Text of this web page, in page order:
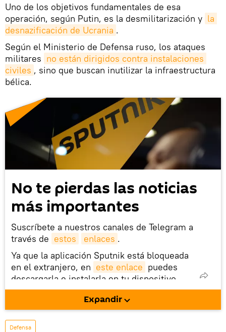
Uno de los objetivos fundamentales de esa
operación, según Putin, es la desmilitarización y la
desnazificación de Ucrania .
Según el Ministerio de Defensa ruso, los ataques
militares no están dirigidos contra instalaciones
civiles , sino que buscan inutilizar la infraestructura
bélica.
No te pierdas las noticias
más importantes
Suscríbete a nuestros canales de Telegram a
través de estos enlaces .
Ya que la aplicación Sputnik está bloqueada
en el extranjero, en este enlace puedes
descargarla e instalarla en tu dispositivo
móvil (¡solo para Android!).
También tenemos una cuenta en la red
social rusa VK
Expandir
Defensa